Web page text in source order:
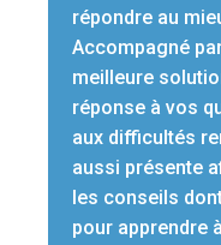
répondre au
Accompagné
meilleure
réponse à vos
aux difficultés
aussi présente
les conseils
pour apprendre